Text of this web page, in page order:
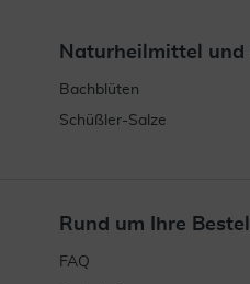
Naturheilmittel und
Bachblüten
Schüßler-Salze
Rund um Ihre
FAQ